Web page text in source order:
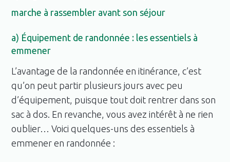
marche à rassembler avant son séjour
a) Équipement de randonnée : les essentiels à
emmener
L’avantage de la randonnée en itinérance, c’est
qu’on peut partir plusieurs jours avec peu
d’équipement, puisque tout doit rentrer dans son
sac à dos. En revanche, vous avez intérêt à ne rien
oublier… Voici quelques-uns des essentiels à
emmener en randonnée :